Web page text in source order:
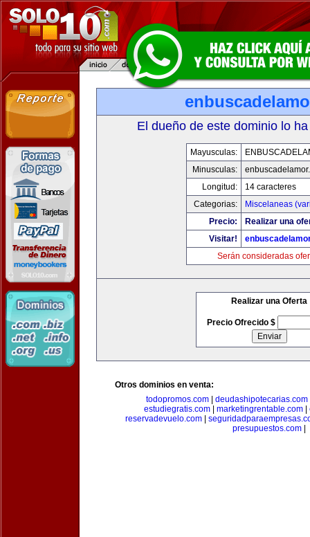
El dueño de este dominio lo
Mayusculas:
Minusculas:
Longitud:
14 caracteres
Categorias:
Miscelaneas
Precio:
Realizar una
Visitar!
Serán consideradas
Realizar una Oferta
Precio Ofrecido $
Otros dominios en venta:
todopromos.com
deudashipotecarias.com
estudiegratis.com
marketingrentable.com
reservadevuelo.com
presupuestos.com